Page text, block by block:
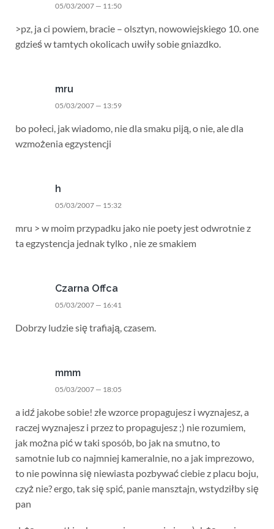
05/03/2007 — 11:50
>pz, ja ci powiem, bracie – olsztyn, nowowiejskiego 10. one
gdzieś w tamtych okolicach uwiły sobie gniazdko.
mru
05/03/2007 — 13:59
bo połeci, jak wiadomo, nie dla smaku piją, o nie, ale dla
wzmożenia egzystencji
h
05/03/2007 — 15:32
mru > w moim przypadku jako nie poety jest odwrotnie z
ta egzystencja jednak tylko , nie ze smakiem
Czarna Offca
05/03/2007 — 16:41
Dobrzy ludzie się trafiają, czasem.
mmm
05/03/2007 — 18:05
a idź jakobe sobie! złe wzorce propagujesz i wyznajesz, a
raczej wyznajesz i przez to propagujesz ;) nie rozumiem,
jak można pić w taki sposób, bo jak na smutno, to
samotnie lub co najmniej kameralnie, no a jak imprezowo,
to nie powinna się niewiasta pozbywać ciebie z placu boju,
czyż nie? ergo, tak się spić, panie mansztajn, wstydziłby się
pan